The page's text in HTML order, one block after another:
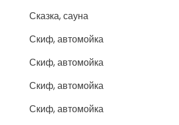
Сказка, сауна
Скиф, автомойка
Скиф, автомойка
Скиф, автомойка
Скиф, автомойка